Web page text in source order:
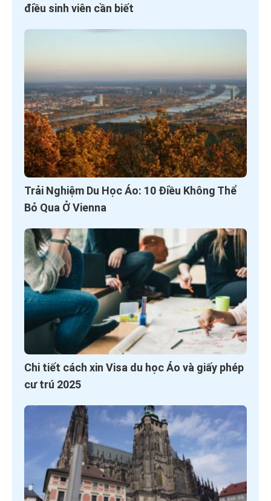
điều sinh viên cần biết
Trải Nghiệm Du Học Áo: 10 Điều Không Thể
Bỏ Qua Ở Vienna
Chi tiết cách xin Visa du học Áo và giấy phép
cư trú 2025